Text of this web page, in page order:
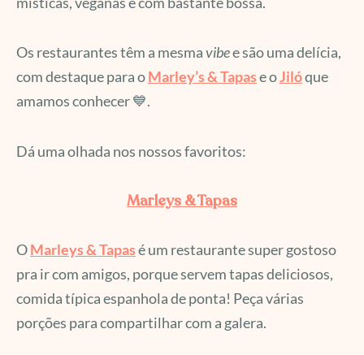
Os restaurantes têm a mesmavibee são uma delícia,
com destaque para oMarley’s & Tapase oJilóque
amamos conhecer 💙.
Dá uma olhada nos nossos favoritos:
Marleys & Tapas
OMarleys & Tapasé um restaurante super gostoso
pra ir com amigos, porque servem tapas deliciosos,
comida típica espanhola de ponta! Peça várias
porções para compartilhar com a galera.